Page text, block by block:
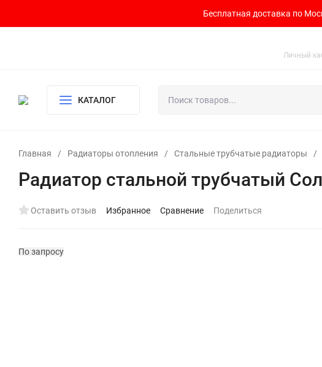
Бесплатная доставка по
Личный
КАТАЛОГ
Главная / Радиаторы отопления / Стальные трубчатые радиаторы /
Радиатор стальной трубчатый
Оставить отзыв Избранное Сравнение Поделиться
По запросу